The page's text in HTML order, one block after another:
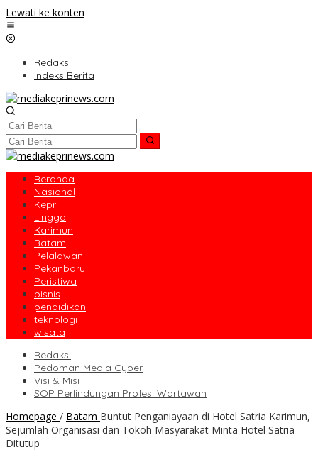
Lewati ke konten
Redaksi
Indeks Berita
Beranda
Nasional
Kepri
Lingga
Karimun
Batam
Pelalawan
Pekanbaru
Peristiwa
bisnis
pendidikan
teknologi
wisata
Redaksi
Pedoman Media Cyber
Visi & Misi
SOP Perlindungan Profesi Wartawan
Homepage / Batam Buntut Penganiayaan di Hotel Satria Karimun,
Sejumlah Organisasi dan Tokoh Masyarakat Minta Hotel Satria
Ditutup